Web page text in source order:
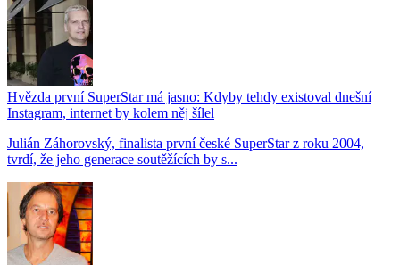
Hvězda první SuperStar má jasno: Kdyby tehdy existoval dnešní
Instagram, internet by kolem něj šílel
Julián Záhorovský, finalista první české SuperStar z roku 2004,
tvrdí, že jeho generace soutěžících by s...